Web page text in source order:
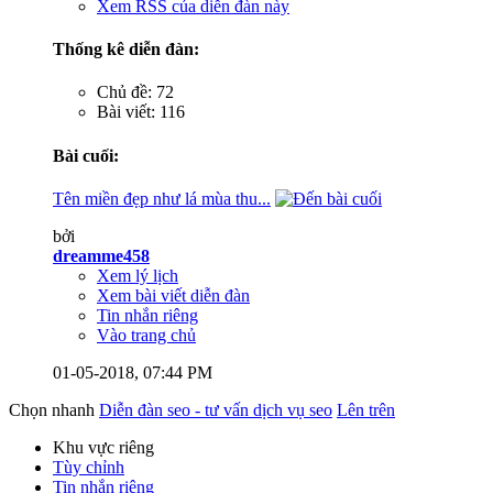
Xem RSS của diễn đàn này
Thống kê diễn đàn:
Chủ đề: 72
Bài viết: 116
Bài cuối:
Tên miền đẹp như lá mùa thu...
bởi
dreamme458
Xem lý lịch
Xem bài viết diễn đàn
Tin nhắn riêng
Vào trang chủ
01-05-2018, 07:44 PM
Chọn nhanh Diễn đàn seo - tư vấn dịch vụ seo Lên trên
Khu vực riêng
Tùy chỉnh
Tin nhắn riêng